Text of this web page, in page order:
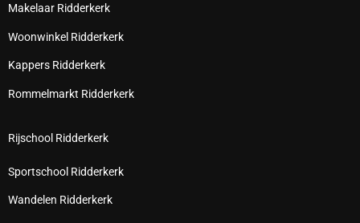
Makelaar Ridderkerk
Woonwinkel Ridderkerk
Kappers Ridderkerk
Rommelmarkt Ridderkerk
Rijschool Ridderkerk
Sportschool Ridderkerk
Wandelen Ridderkerk